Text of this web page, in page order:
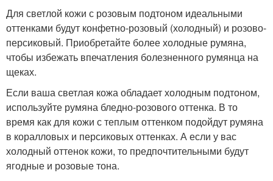
Для светлой кожи с розовым подтоном идеальными
оттенками будут конфетно-розовый (холодный) и розово-
персиковый. Приобретайте более холодные румяна,
чтобы избежать впечатления болезненного румянца на
щеках.
Если ваша светлая кожа обладает холодным подтоном,
используйте румяна бледно-розового оттенка. В то
время как для кожи с теплым оттенком подойдут румяна
в коралловых и персиковых оттенках. А если у вас
холодный оттенок кожи, то предпочтительными будут
ягодные и розовые тона.